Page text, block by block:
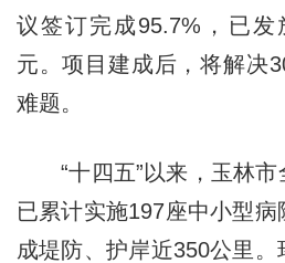
议签订完成95.7%，已发
元。项目建成后，将解决
难题。
“十四五”以来，玉林市
已累计实施197座中小型
成堤防、护岸近350公里